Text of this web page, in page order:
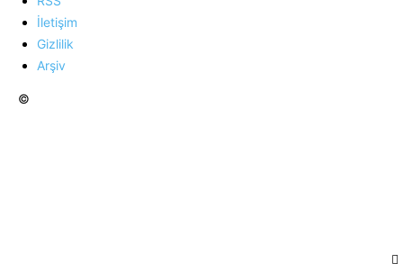
İletişim
Gizlilik
Arşiv
©